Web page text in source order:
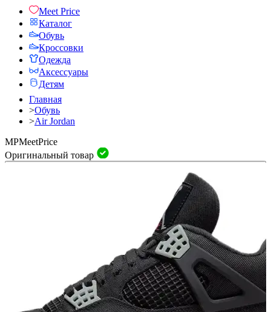
Meet Price
Каталог
Обувь
Кроссовки
Одежда
Аксессуары
Детям
Главная
>Обувь
>Air Jordan
MPMeetPrice
Оригинальный товар